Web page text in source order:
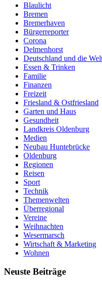
Blaulicht
Bremen
Bremerhaven
Bürgerreporter
Corona
Delmenhorst
Deutschland und die
Essen & Trinken
Familie
Finanzen
Freizeit
Friesland & Ostfriesland
Garten und Haus
Gesundheit
Landkreis Oldenburg
Medien
Neubau Huntebrücke
Oldenburg
Regionen
Reisen
Sport
Technik
Themenwelten
Überregional
Vereine
Weihnachten
Wesermarsch
Wirtschaft & Marketing
Wohnen
Neuste Beiträge